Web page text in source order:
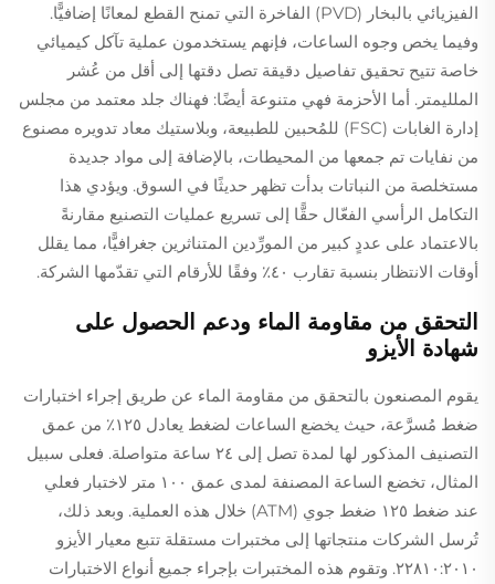
الفيزيائي بالبخار (PVD) الفاخرة التي تمنح القطع لمعانًا إضافيًّا.
وفيما يخص وجوه الساعات، فإنهم يستخدمون عملية تآكل كيميائي
خاصة تتيح تحقيق تفاصيل دقيقة تصل دقتها إلى أقل من عُشر
الملليمتر. أما الأحزمة فهي متنوعة أيضًا: فهناك جلد معتمد من مجلس
إدارة الغابات (FSC) للمُحبين للطبيعة، وبلاستيك معاد تدويره مصنوع
من نفايات تم جمعها من المحيطات، بالإضافة إلى مواد جديدة
مستخلصة من النباتات بدأت تظهر حديثًا في السوق. ويؤدي هذا
التكامل الرأسي الفعّال حقًّا إلى تسريع عمليات التصنيع مقارنةً
بالاعتماد على عددٍ كبير من المورِّدين المتناثرين جغرافيًّا، مما يقلل
أوقات الانتظار بنسبة تقارب ٤٠٪ وفقًا للأرقام التي تقدّمها الشركة.
التحقق من مقاومة الماء ودعم الحصول على
شهادة الأيزو
يقوم المصنعون بالتحقق من مقاومة الماء عن طريق إجراء اختبارات
ضغط مُسرَّعة، حيث يخضع الساعات لضغط يعادل ١٢٥٪ من عمق
التصنيف المذكور لها لمدة تصل إلى ٢٤ ساعة متواصلة. فعلى سبيل
المثال، تخضع الساعة المصنفة لمدى عمق ١٠٠ متر لاختبار فعلي
عند ضغط ١٢٥ ضغط جوي (ATM) خلال هذه العملية. وبعد ذلك،
تُرسل الشركات منتجاتها إلى مختبرات مستقلة تتبع معيار الأيزو
٢٢٨١٠:٢٠١٠. وتقوم هذه المختبرات بإجراء جميع أنواع الاختبارات